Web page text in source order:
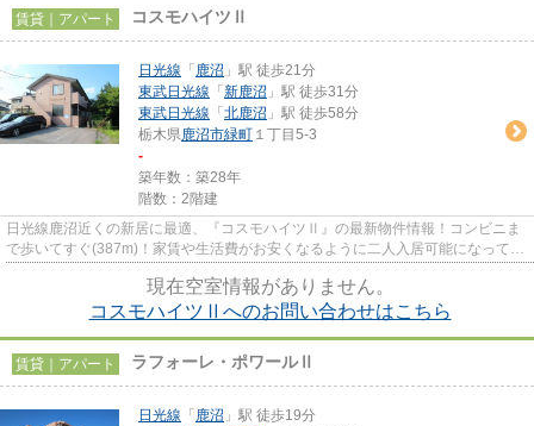
賃貸｜アパート コスモハイツⅡ
日光線 「 鹿沼 」駅 徒歩21分
東武日光線 「 新鹿沼 」駅 徒歩31分
東武日光線 「 北鹿沼 」駅 徒歩58分
栃木県鹿沼市緑町 １丁目5-3
-
築年数：築28年
階数：2階建
日光線鹿沼近くの新居に最適、『コスモハイツⅡ』の最新物件情報！コンビニま
で歩いてすぐ(387m)！家賃や生活費がお安くなるように二人入居可能になってい
現在空室情報がありません。
コスモハイツⅡへのお問い合わせはこちら
賃貸｜アパート ラフォーレ・ポワールⅡ
日光線 「 鹿沼 」駅 徒歩19分